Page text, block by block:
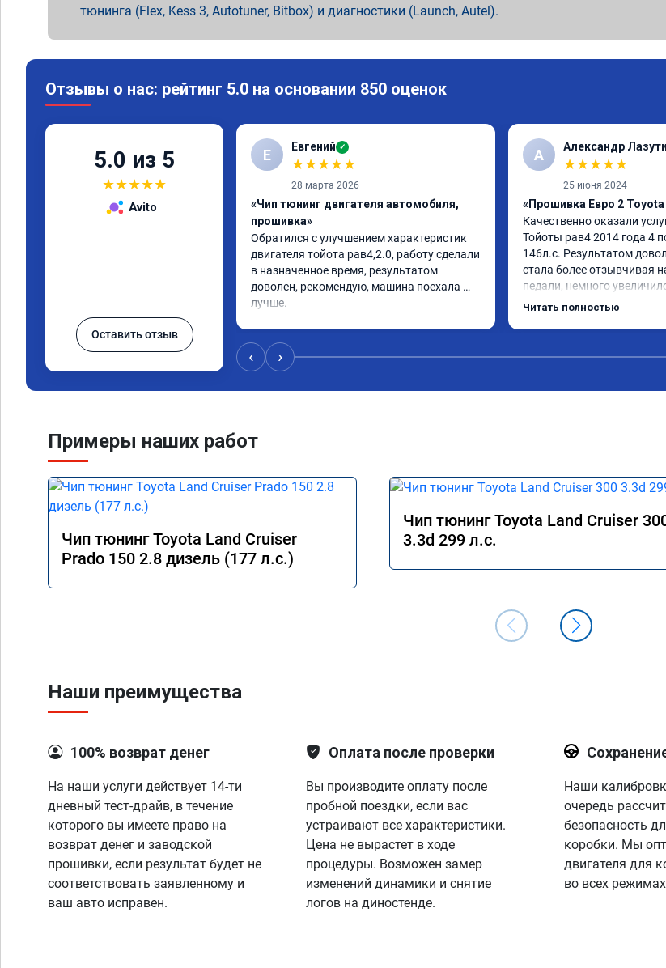
тюнинга (Flex, Kess 3, Autotuner, Bitbox) и диагностики (Launch, Autel).
Отзывы о нас: рейтинг 5.0 на основании 850 оценок
5.0 из 5
★★★★★
Avito
Оставить отзыв
Е Евгений ✓
★★★★★
28 марта 2026
«Чип тюнинг двигателя автомобиля,
прошивка»
Обратился с улучшением характеристик
двигателя тойота рав4,2.0, работу сделали
в назначенное время, результатом
доволен, рекомендую, машина поехала
лучше.
А Александр
★★★★★
25 июня 2024
«Прошивка Евро 2 Toyota
Качественно оказали
Тойоты рав4 2014 года 4
146л.с. Результатом
стала более отзывчивая
педали, немного
данная процедура - это
Читать полностью
‹ ›
Примеры наших работ
Чип тюнинг Toyota Land Cruiser
Prado 150 2.8 дизель (177 л.с.)
Чип тюнинг Toyota Land Cruiser
3.3d 299 л.с.
Наши преимущества
100% возврат денег
На наши услуги действует 14-ти
дневный тест-драйв, в течение
которого вы имеете право на
возврат денег и заводской
прошивки, если результат будет не
соответствовать заявленному и
ваш авто исправен.
Оплата после проверки
Вы производите оплату после
пробной поездки, если вас
устраивают все характеристики.
Цена не вырастет в ходе
процедуры. Возможен замер
изменений динамики и снятие
логов на диностенде.
Наши
очередь
безопасность
коробки. Мы
двигателя для
во всех